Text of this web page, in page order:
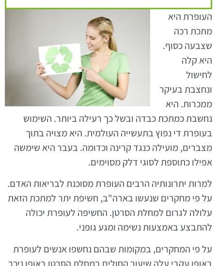
העופרת היא
מתכת רכה
שצבעה כסוף.
היא קלה
לחישול
ונחצבת בעיקר
ממכרות. היא
נחשבת כמתכת כבדה ובשל כך רעילה ביותר. השימוש
בעופרת די נפוץ בתעשייה העולמית. היא מצויה בתוך
מצברים, מועילה כנגד קרינה וכדומה. בעבר היא שימשה
אפילו כתוספת לסוגי דלק מסוימים.
למרות יתרונותיה הרבים העופרת מסוכנת לבריאות האדם.
על פי מחקרים שנעשו בארה"ב, חשיפת יתר למתכת הזאת
עלולה לגרום למחלת הסרטן. החשיפה לעופרת יכולה
להתבצע באמצעות נשימה ומגע גופני.
על פי המחקרים, במקומות שבהם נחשפו אנשים לעופרת
באופן עקבי עלה שיעור החולים במחלת הסרטן באופן ניכר